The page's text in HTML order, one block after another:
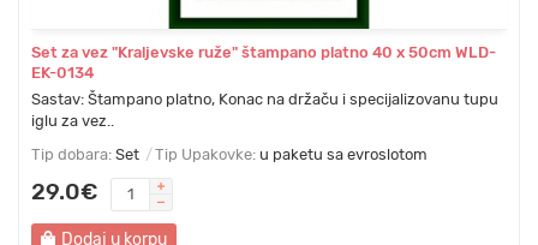
Set za vez "Kraljevske ruže" štampano platno 40 х 50cm WLD-
EK-0134
Sastav: Štampano platno, Konac na držaču i specijalizovanu tupu
iglu za vez..
Tip dobara: Set Tip Upakovke: u paketu sa evroslotom
29.0€
Dodaj u korpu